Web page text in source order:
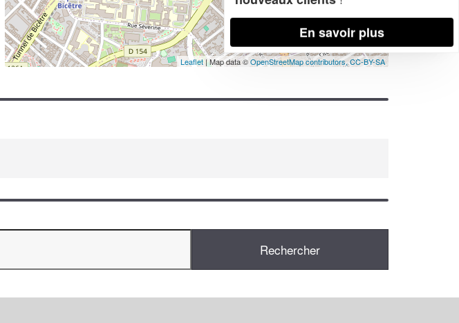
Leaflet | Map data ©OpenStreetMap contributors,CC-BY-SA
En savoir plus